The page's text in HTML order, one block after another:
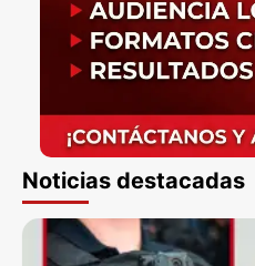
Noticias destacadas